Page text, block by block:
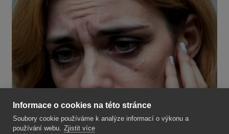
Informace o cookies na této stránce
Soubory cookie používáme k analýze informací o výkonu a
používání webu. Zjistit více